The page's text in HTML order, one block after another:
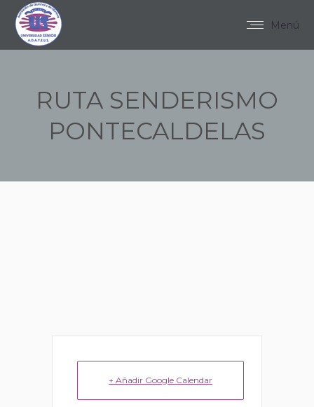
Menú
RUTA SENDERISMO
PONTECALDELAS
+ Añadir Google Calendar